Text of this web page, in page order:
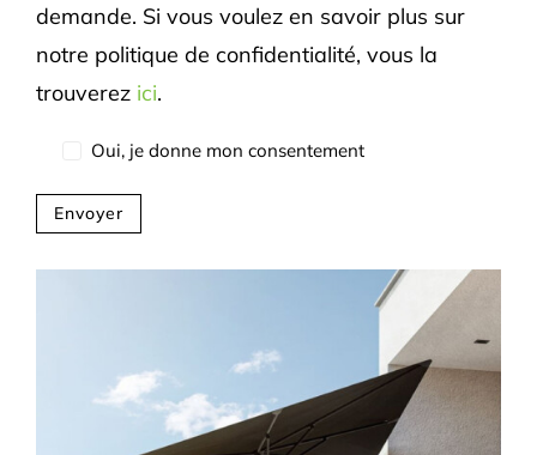
demande. Si vous voulez en savoir plus sur
notre politique de confidentialité, vous la
trouverez ici.
Oui, je donne mon consentement
Envoyer